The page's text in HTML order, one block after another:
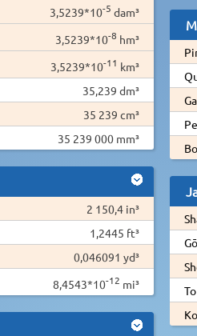
3,5239*10-5 dam³
3,5239*10-8 hm³
3,5239*10-11 km³
35,239 dm³
35 239 cm³
35 239 000 mm³
2 150,4 in³
1,2445 ft³
0,046091 yd³
8,4543*10-12 mi³
Gō
To